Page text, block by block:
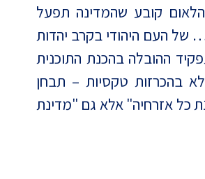
קובע שהמדינה תפעל
של העם היהודי בקרב יהדות
ההובלה בהכנת התוכנית
בהכרזות טקסיות – תבחן
כל אזרחיה" אלא גם "מדינת